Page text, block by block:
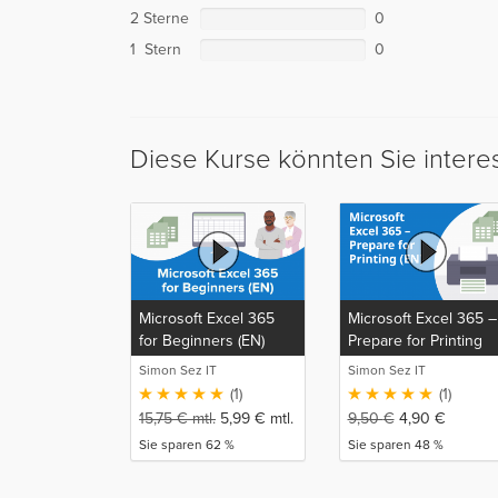
2 Sterne
0
1 Stern
0
Diese Kurse könnten Sie
Microsoft Excel 365
for Beginners (EN)
Simon Sez IT
(1)
15,75€mtl. 5,99 € mtl.
Sie sparen 62 %
Microsoft Excel 365 –
Prepare for Printing
(EN)
Simon Sez IT
(1)
9,50€ 4,90 €
Sie sparen 48 %